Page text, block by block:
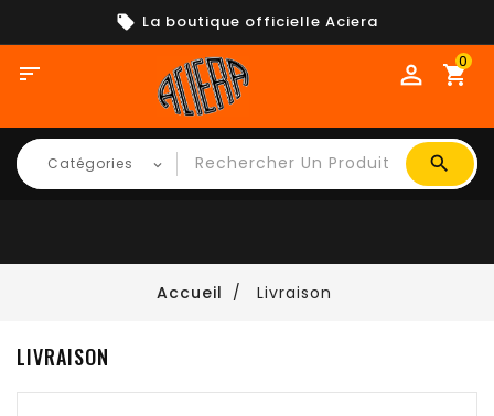
La boutique officielle Aciera
 shopping_cart
0
Accueil Livraison
LIVRAISON